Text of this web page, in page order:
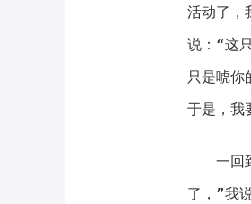
活动了，
说：“这
只是唬你
于是，我
一回
了，”我